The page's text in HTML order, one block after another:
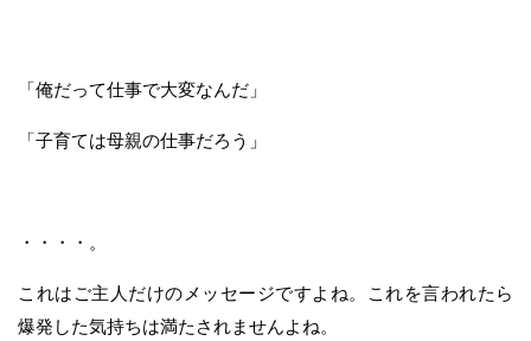
「俺だって仕事で大変なんだ」
「子育ては母親の仕事だろう」
・・・・。
これはご主人だけのメッセージですよね。これを言われたら
爆発した気持ちは満たされませんよね。